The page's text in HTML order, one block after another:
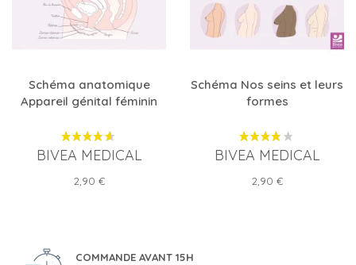
Schéma anatomique
Appareil génital féminin
BIVEA MEDICAL
Prix
2,90 €
Schéma Nos seins et leurs
formes
BIVEA MEDICAL
Prix
2,90 €
COMMANDE AVANT 15H